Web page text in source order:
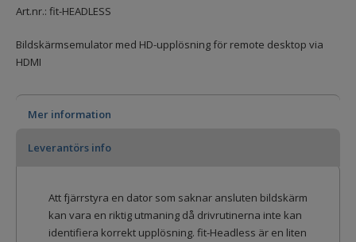
Art.nr.: fit-HEADLESS
Bildskärmsemulator med HD-upplösning för remote desktop via
HDMI
Mer information
Leverantörs info
Att fjärrstyra en dator som saknar ansluten bildskärm
kan vara en riktig utmaning då drivrutinerna inte kan
identifiera korrekt upplösning. fit-Headless är en liten